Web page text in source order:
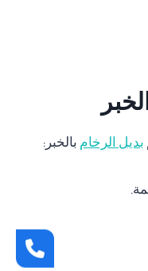
بديل الرخام بالخبر: